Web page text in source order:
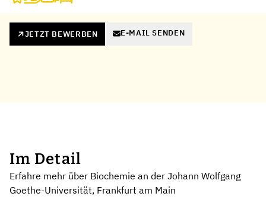
JETZT BEWERBEN E-MAIL SENDEN
Im Detail
Erfahre mehr über Biochemie an der Johann Wolfgang
Goethe-Universität, Frankfurt am Main